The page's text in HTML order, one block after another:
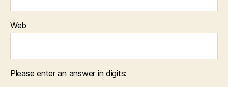
Web
Please enter an answer in digits: